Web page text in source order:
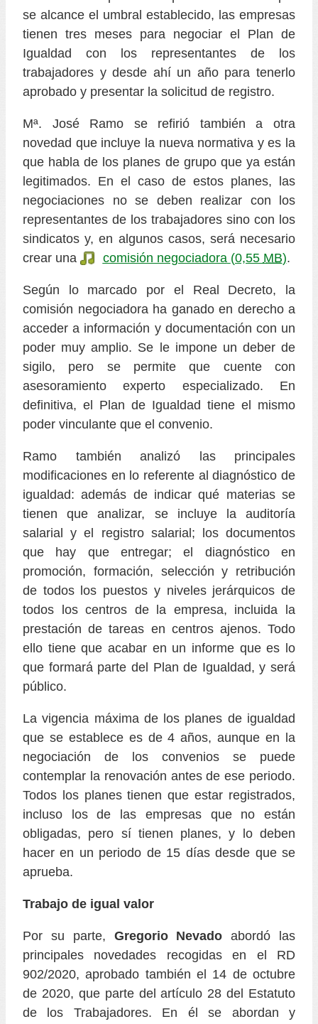
se alcance el umbral establecido, las empresas
tienen tres meses para negociar el Plan de
Igualdad con los representantes de los
trabajadores y desde ahí un año para tenerlo
aprobado y presentar la solicitud de registro.
Mª. José Ramo se refirió también a otra
novedad que incluye la nueva normativa y es la
que habla de los planes de grupo que ya están
legitimados. En el caso de estos planes, las
negociaciones no se deben realizar con los
representantes de los trabajadores sino con los
sindicatos y, en algunos casos, será necesario
crear una
comisión negociadora (0,55 MB).
Según lo marcado por el Real Decreto, la
comisión negociadora ha ganado en derecho a
acceder a información y documentación con un
poder muy amplio. Se le impone un deber de
sigilo, pero se permite que cuente con
asesoramiento experto especializado. En
definitiva, el Plan de Igualdad tiene el mismo
poder vinculante que el convenio.
Ramo también analizó las principales
modificaciones en lo referente al diagnóstico de
igualdad: además de indicar qué materias se
tienen que analizar, se incluye la auditoría
salarial y el registro salarial; los documentos
que hay que entregar; el diagnóstico en
promoción, formación, selección y retribución
de todos los puestos y niveles jerárquicos de
todos los centros de la empresa, incluida la
prestación de tareas en centros ajenos. Todo
ello tiene que acabar en un informe que es lo
que formará parte del Plan de Igualdad, y será
público.
La vigencia máxima de los planes de igualdad
que se establece es de 4 años, aunque en la
negociación de los convenios se puede
contemplar la renovación antes de ese periodo.
Todos los planes tienen que estar registrados,
incluso los de las empresas que no están
obligadas, pero sí tienen planes, y lo deben
hacer en un periodo de 15 días desde que se
aprueba.
Trabajo de igual valor
Por su parte, Gregorio Nevado abordó las
principales novedades recogidas en el RD
902/2020, aprobado también el 14 de octubre
de 2020, que parte del artículo 28 del Estatuto
de los Trabajadores. En él se abordan y